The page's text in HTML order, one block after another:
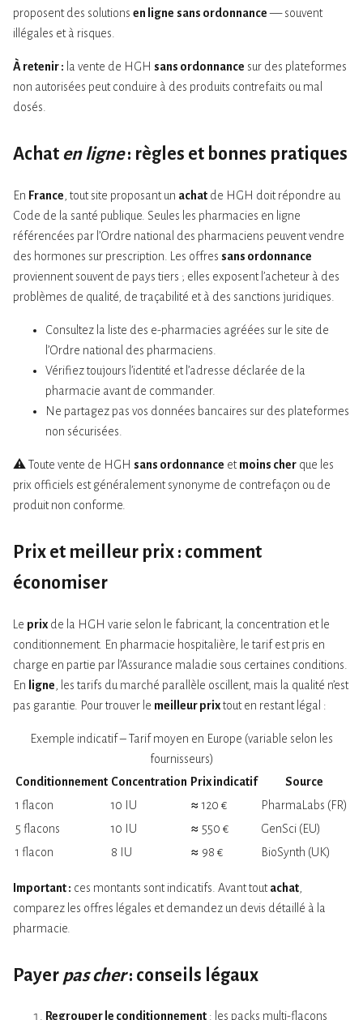
proposent des solutions en ligne sans ordonnance— souvent
illégales et à risques.
À retenir : la vente de HGH sans ordonnance sur des plateformes
non autorisées peut conduire à des produits contrefaits ou mal
dosés.
Achat en ligne: règles et bonnes pratiques
En France , tout site proposant un achat de HGH doit répondre au
Code de la santé publique. Seules les pharmacies en ligne
référencées par l’Ordre national des pharmaciens peuvent vendre
des hormones sur prescription. Les offres sans ordonnance
proviennent souvent de pays tiers ; elles exposent l’acheteur à des
problèmes de qualité, de traçabilité et à des sanctions juridiques.
Consultez la liste des e-pharmacies agréées sur le site de
l’Ordre national des pharmaciens.
Vérifiez toujours l’identité et l’adresse déclarée de la
pharmacie avant de commander.
Ne partagez pas vos données bancaires sur des plateformes
non sécurisées.
⚠️ Toute vente de HGH sans ordonnance etmoins cher que les
prix officiels est généralement synonyme de contrefaçon ou de
produit non conforme.
Prix et meilleur prix : comment
économiser
Le prix de la HGH varie selon le fabricant, la concentration et le
conditionnement. En pharmacie hospitalière, le tarif est pris en
charge en partie par l’Assurance maladie sous certaines conditions.
En ligne , les tarifs du marché parallèle oscillent, mais la qualité n’est
pas garantie. Pour trouver le meilleur prixtout en restant légal :
Exemple indicatif – Tarif moyen en Europe (variable selon les
fournisseurs)
Conditionnement Concentration Prix indicatif
Source
1 flacon
10 IU ≈ 120 €
PharmaLabs (FR)
5 flacons
10 IU ≈ 550 €
GenSci (EU)
1 flacon
8 IU ≈ 98 € BioSynth (UK)
Important : ces montants sont indicatifs. Avant toutachat
comparez les offres légales et demandez un devis détaillé à la
pharmacie.
Payer pas cher: conseils légaux
Regrouper le conditionnement : les packs multi-flacons